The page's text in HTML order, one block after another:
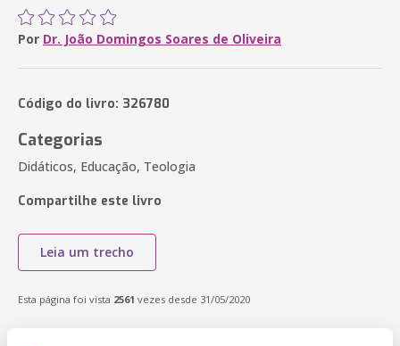
Por Dr. João Domingos Soares de Oliveira
Código do livro: 326780
Categorias
Didáticos, Educação, Teologia
Compartilhe este livro
Leia um trecho
Esta página foi vista 2561 vezes desde 31/05/2020